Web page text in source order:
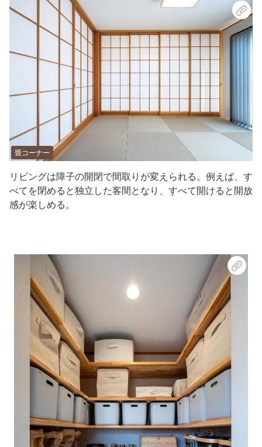
畳コーナー
リビングは障子の開閉で間取りが変えられる。例えば、す
べてを閉めると独立した客間となり、すべて開けると開放
感が楽しめる。